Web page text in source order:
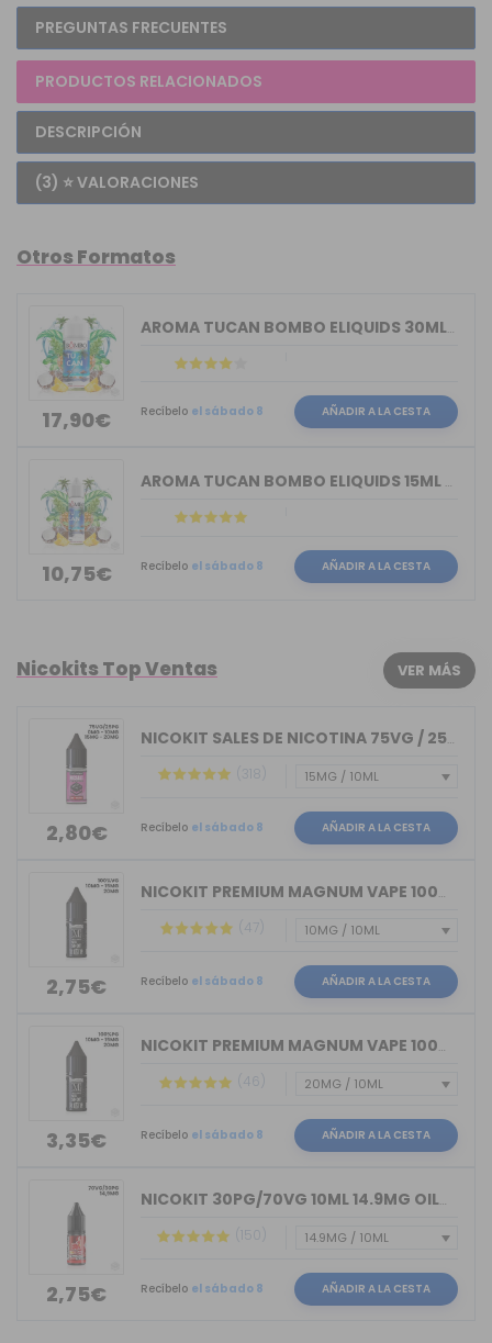
PREGUNTAS FRECUENTES
PRODUCTOS RELACIONADOS
DESCRIPCIÓN
(3) ⭐ VALORACIONES
Otros Formatos
17,90€
AROMA TUCAN BOMBO ELIQUIDS 30ML LONGFILL
Recíbelo el sábado 8 AÑADIR A LA CESTA
10,75€
AROMA TUCAN BOMBO ELIQUIDS 15ML LONGFILL
Recíbelo el sábado 8 AÑADIR A LA CESTA
Nicokits Top Ventas VER MÁS
2,80€
NICOKIT SALES DE NICOTINA 75VG / 25PG...
(318)
Recíbelo el sábado 8 AÑADIR A LA CESTA
2,75€
NICOKIT PREMIUM MAGNUM VAPE 100%VG 10ML
(47)
Recíbelo el sábado 8 AÑADIR A LA CESTA
3,35€
NICOKIT PREMIUM MAGNUM VAPE 100%PG 10ML
(46)
Recíbelo el sábado 8 AÑADIR A LA CESTA
2,75€
NICOKIT 30PG/70VG 10ML 14.9MG OIL4VAP
(150)
Recíbelo el sábado 8 AÑADIR A LA CESTA